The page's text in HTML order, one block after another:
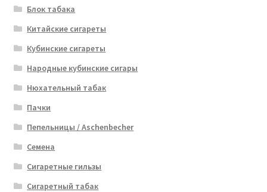
Блок табака
Китайские сигареты
Кубинские сигареты
Народные кубинские сигары
Нюхательный табак
Пачки
Пепельницы / Aschenbecher
Семена
Сигаретные гильзы
Сигаретный табак